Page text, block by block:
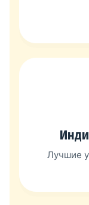
Лучшие